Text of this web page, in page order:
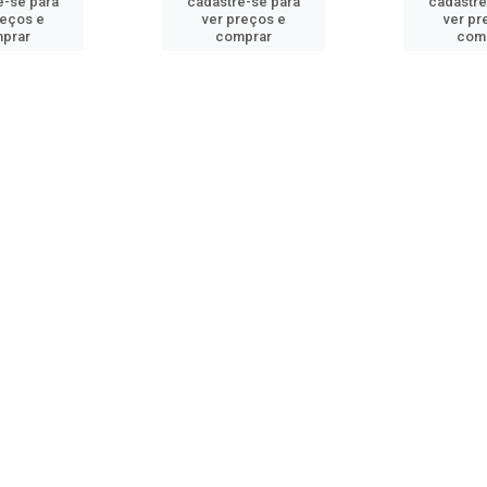
e
ver preços e
comprar
ver